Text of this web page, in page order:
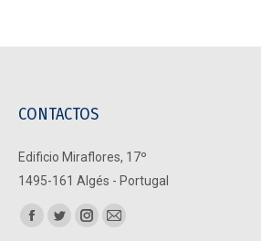
CONTACTOS
Edificio Miraflores, 17º
1495-161 Algés - Portugal
Find us on:
Facebook
TwitterInstagram
Mail